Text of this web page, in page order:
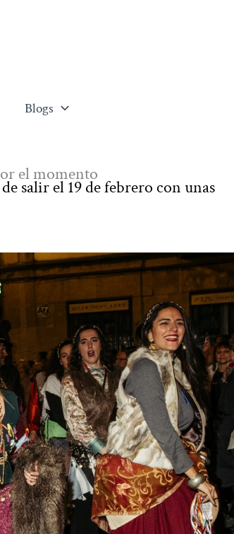
Blogs
el momento
salir el 19 de febrero con unas